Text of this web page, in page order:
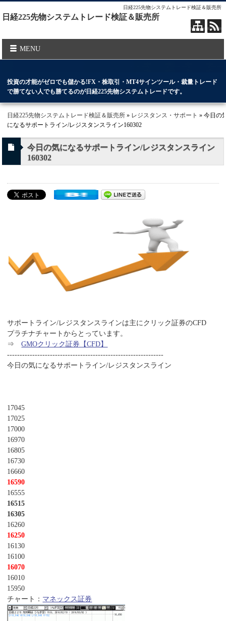
日経225先物システムトレード検証＆販売所
日経225先物システムトレード検証＆販売所
MENU
投資の才能がゼロでも儲かる!FX・株取引・MT4サインツール・裁量トレード
で勝てない人でも勝てるのが日経225先物システムトレードです。
日経225先物システムトレード検証＆販売所 » レジスタンス・サポート » 今日の
になるサポートライン/レジスタンスライン160302
今日の気になるサポートライン/レジスタンスライン
160302
サポートライン/レジスタンスラインは主にクリック証券のCFD
プラチナチャートからとっています。
⇒GMOクリック証券【CFD】
--------------------------------------------------------------
今日の気になるサポートライン/レジスタンスライン
17045
17025
17000
16970
16805
16730
16660
16590
16555
16515
16305
16260
16250
16130
16100
16070
16010
15950
チャート： マネックス証券